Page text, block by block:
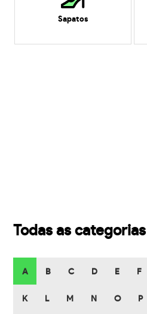
Sapatos
Todas as categorias
A B C D E F
K L M N O P